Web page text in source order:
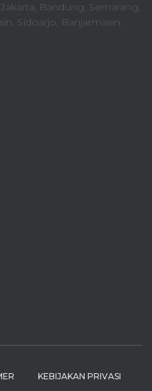
Bandung, Semarang,
Sidoarjo, Banjarmasin.
KEBIJAKAN PRIVASI